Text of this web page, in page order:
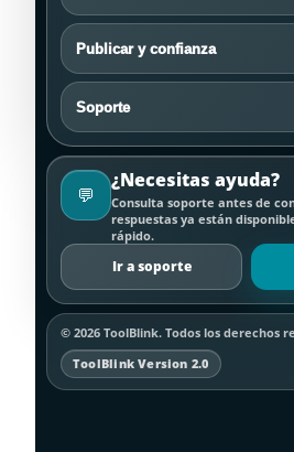
Publicar y confianza
Soporte
💬
¿Necesitas ayuda?
Consulta soporte antes de
respuestas ya están
rápido.
Ir a soporte
© 2026 ToolBlink. Todos los derechos
ToolBlink Version 2.0